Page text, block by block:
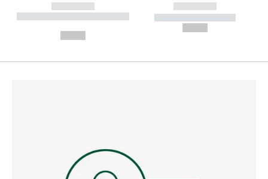
------------
----------- ----------- --------
------------
----------- -----------